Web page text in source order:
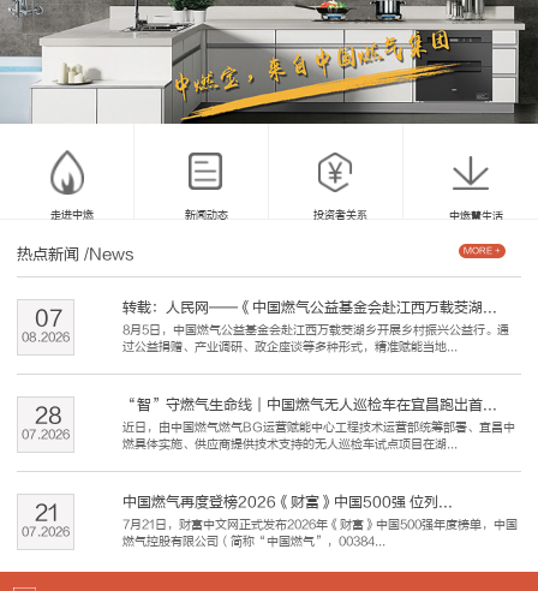
走进中燃 新闻动态 投资者关系 中燃慧生活
热点新闻 /News
转载：人民网——《中国燃气公益基金会赴江西万载茭湖...
8月5日，中国燃气公益基金会赴江西万载茭湖乡开展乡村振兴公益行。通
过公益捐赠、产业调研、政企座谈等多种形式，精准赋能当地...
08.2026
07
“智”守燃气生命线｜中国燃气无人巡检车在宜昌跑出首...
近日，由中国燃气燃气BG运营赋能中心工程技术运营部统筹部署、宜昌中
燃具体实施、供应商提供技术支持的无人巡检车试点项目在湖...
07.2026
28
中国燃气再度登榜2026《财富》中国500强 位列...
7月21日，财富中文网正式发布2026年《财富》中国500强年度榜单，中国
燃气控股有限公司（简称“中国燃气”，00384...
07.2026
21
MORE +